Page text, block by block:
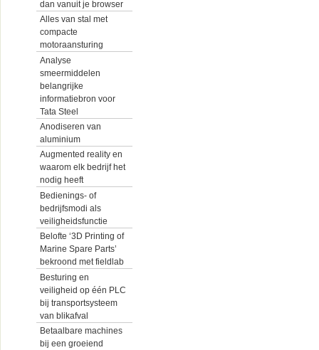
dan vanuit je browser
Alles van stal met
compacte
motoraansturing
Analyse
smeermiddelen
belangrijke
informatiebron voor
Tata Steel
Anodiseren van
aluminium
Augmented reality en
waarom elk bedrijf het
nodig heeft
Bedienings- of
bedrijfsmodi als
veiligheidsfunctie
Belofte ‘3D Printing of
Marine Spare Parts’
bekroond met fieldlab
Besturing en
veiligheid op één PLC
bij transportsysteem
van blikafval
Betaalbare machines
bij een groeiend